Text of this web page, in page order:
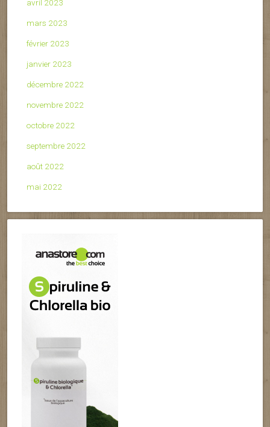
avril 2023
mars 2023
février 2023
janvier 2023
décembre 2022
novembre 2022
octobre 2022
septembre 2022
août 2022
mai 2022